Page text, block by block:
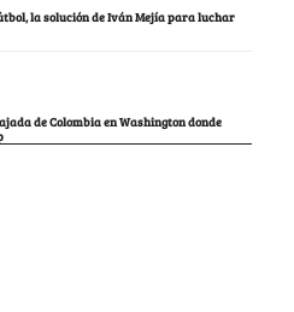
la solución de Iván Mejía para luchar
de Colombia en Washington donde